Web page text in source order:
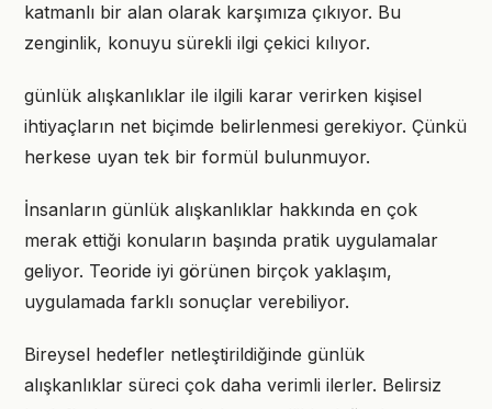
katmanlı bir alan olarak karşımıza çıkıyor. Bu
zenginlik, konuyu sürekli ilgi çekici kılıyor.
günlük alışkanlıklar ile ilgili karar verirken kişisel
ihtiyaçların net biçimde belirlenmesi gerekiyor. Çünkü
herkese uyan tek bir formül bulunmuyor.
İnsanların günlük alışkanlıklar hakkında en çok
merak ettiği konuların başında pratik uygulamalar
geliyor. Teoride iyi görünen birçok yaklaşım,
uygulamada farklı sonuçlar verebiliyor.
Bireysel hedefler netleştirildiğinde günlük
alışkanlıklar süreci çok daha verimli ilerler. Belirsiz